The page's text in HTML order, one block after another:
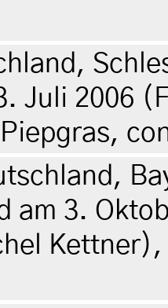
Juli 2006
am 3.